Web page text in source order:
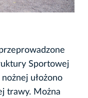
Sportowej
ułożono
trawy. Można